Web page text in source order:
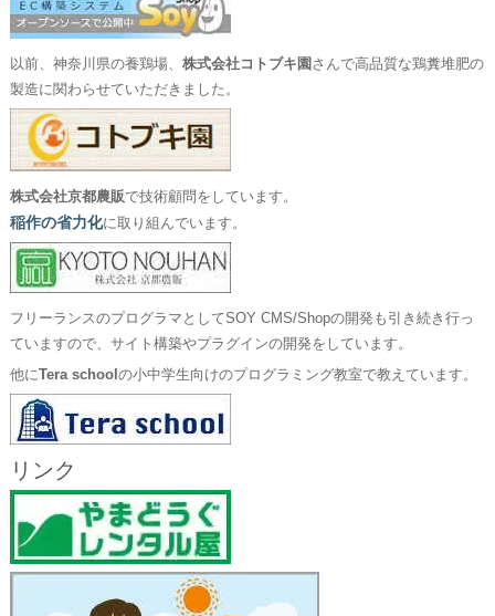
以前、神奈川県の養鶏場、 株式会社コトブキ園 さんで高品質な鶏糞堆肥の
製造に関わらせていただきました。
株式会社京都農販で技術顧問をしています。
稲作の省力化に取り組んでいます。
フリーランスのプログラマとしてSOY CMS/Shopの開発も引き続き行っ
ていますので、サイト構築やプラグインの開発をしています。
他にTera school の小中学生向けのプログラミング教室で教えています。
リンク